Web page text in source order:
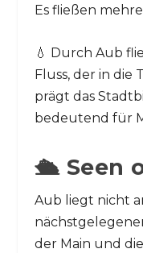
Es fließen
💧 Durch Aub
Fluss, der in die
prägt das
bedeutend für
🛳️ Seen
Aub liegt nicht
der Main und